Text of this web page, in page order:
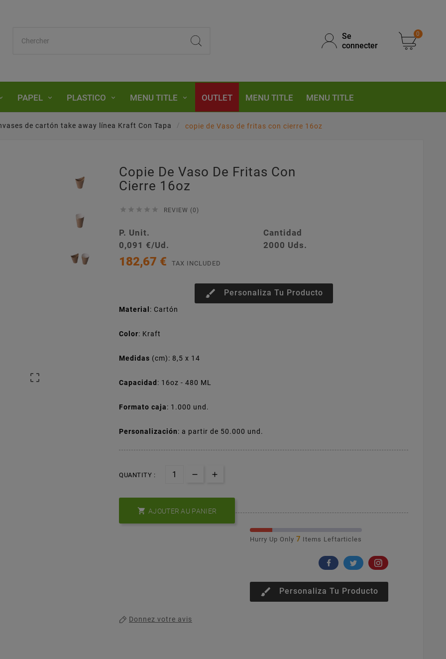
Se
connecter
0
PAPEL PLASTICO MENU TITLE OUTLET MENU TITLE MENU TITLE
de cartón take away línea Kraft Con Tapa copie de Vaso de fritas con cierre 16oz

Copie De Vaso De Fritas Con
Cierre 16oz
     REVIEW (0)
P. Unit.
Cantidad
0,091 €/Ud.
2000 Uds.
182,67 € TAX INCLUDED
brush Personaliza Tu Producto
Material : Cartón
Color: Kraft
Medidas (cm): 8,5 x 14
Capacidad : 16oz - 480 ML
Formato caja: 1.000 und.
Personalización: a partir de 50.000 und.
QUANTITY :
 AJOUTER AU PANIER
Hurry Up Only 7 Items Leftarticles
brush Personaliza Tu Producto
Donnez votre avis